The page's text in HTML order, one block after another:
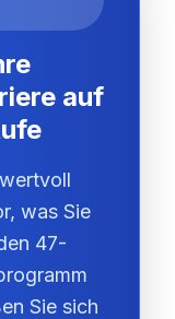
auf
was Sie
47-
Sie sich